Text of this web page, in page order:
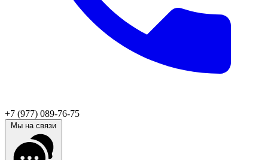
+7 (977) 089-76-75
Мы на связи